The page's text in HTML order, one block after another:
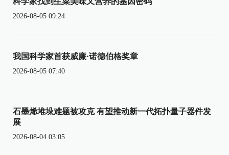
2026-08-05 09:24
我国科学家首获威廉·诺德伯格奖章
2026-08-05 07:40
石墨烯堆垛难题被攻克 有望推动新一代拓扑量子器件发
展
2026-08-04 03:05